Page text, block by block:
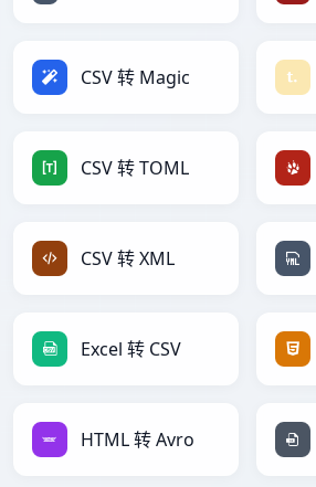
CSV 转 Magic
CSV 转 TOML
CSV 转 XML
Excel 转 CSV
HTML 转 Avro